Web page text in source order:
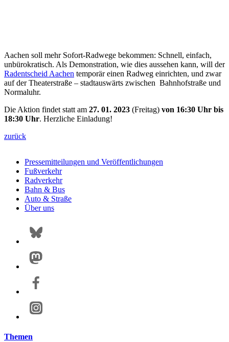
Aachen soll mehr Sofort-Radwege bekommen: Schnell, einfach,
unbürokratisch. Als Demonstration, wie dies aussehen kann, will der
Radentscheid Aachen temporär einen Radweg einrichten, und zwar
auf der Theaterstraße – stadtauswärts zwischen Bahnhofstraße und
Normaluhr.
Die Aktion findet statt am 27. 01. 2023 (Freitag) von 16:30 Uhr bis
18:30 Uhr. Herzliche Einladung!
zurück
Pressemitteilungen und Veröffentlichungen
Fußverkehr
Radverkehr
Bahn & Bus
Auto & Straße
Über uns
Themen